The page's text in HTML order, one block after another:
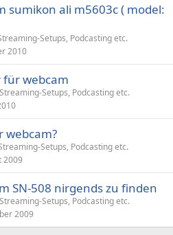
sumikon ali m5603c ( model:
Setups, Podcasting etc.
2010
für webcam
Setups, Podcasting etc.
webcam?
Setups, Podcasting etc.
2009
SN-508 nirgends zu finden
Setups, Podcasting etc.
2009